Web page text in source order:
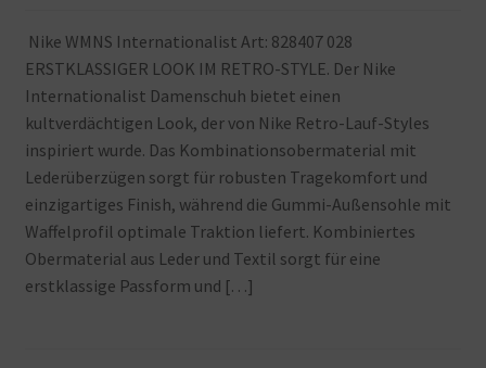
Nike WMNS Internationalist Art: 828407 028
ERSTKLASSIGER LOOK IM RETRO-STYLE. Der Nike
Internationalist Damenschuh bietet einen
kultverdächtigen Look, der von Nike Retro-Lauf-Styles
inspiriert wurde. Das Kombinationsobermaterial mit
Lederüberzügen sorgt für robusten Tragekomfort und
einzigartiges Finish, während die Gummi-Außensohle mit
Waffelprofil optimale Traktion liefert. Kombiniertes
Obermaterial aus Leder und Textil sorgt für eine
erstklassige Passform und […]